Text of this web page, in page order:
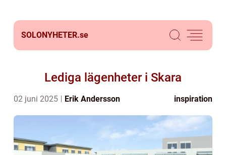
SOLONYHETER.se
Lediga lägenheter i Skara
02 juni 2025 Erik Andersson inspiration